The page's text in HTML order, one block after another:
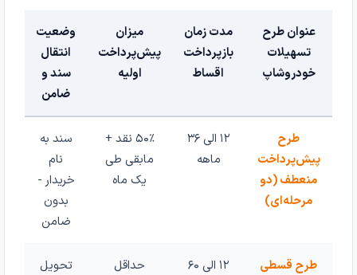
عنوان طرح
تسهیلات
خودروشاپ
مدت زمان
بازپرداخت
اقساط
میزان
پیش‌پرداخت
اولیه
وضعیت
انتقال
سند و
ضامن
طرح
پیش‌پرداخت
منعطف (دو
مرحله‌ای)
۱۲ الی ۳۶
ماهه
۵۰٪ نقد +
مابقی طی
یک ماه
سند به
نام
خریدار -
بدون
ضامن
طرح قسطی
۱۲ الی ۶۰
حداقل
تحویل